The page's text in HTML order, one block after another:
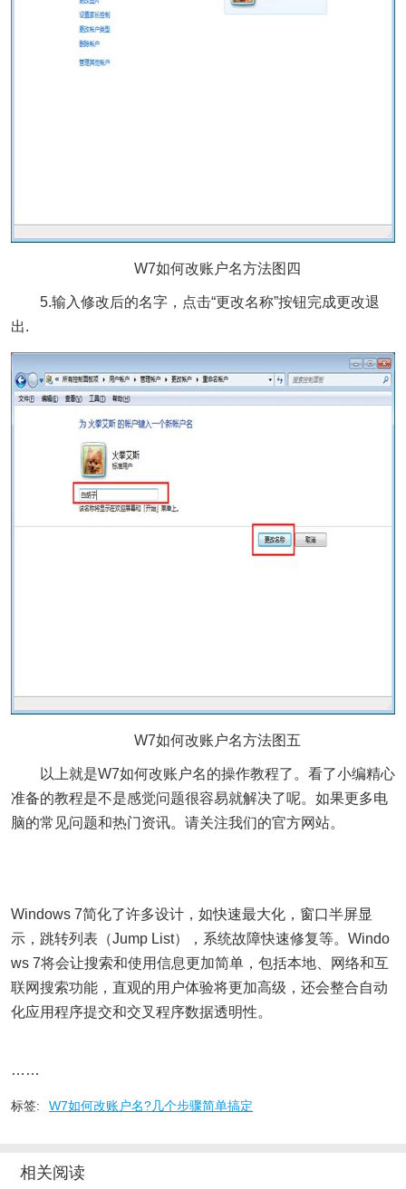
W7如何改账户名方法图四
5.输入修改后的名字，点击“更改名称”按钮完成更改退
出.
W7如何改账户名方法图五
以上就是W7如何改账户名的操作教程了。看了小编精心
准备的教程是不是感觉问题很容易就解决了呢。如果更多电
脑的常见问题和热门资讯。请关注我们的官方网站。
Windows 7简化了许多设计，如快速最大化，窗口半屏显
示，跳转列表（Jump List），系统故障快速修复等。Windo
ws 7将会让搜索和使用信息更加简单，包括本地、网络和互
联网搜索功能，直观的用户体验将更加高级，还会整合自动
化应用程序提交和交叉程序数据透明性。
……
标签: W7如何改账户名?几个步骤简单搞定
相关阅读